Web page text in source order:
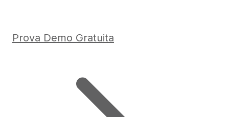
Prova Demo Gratuita